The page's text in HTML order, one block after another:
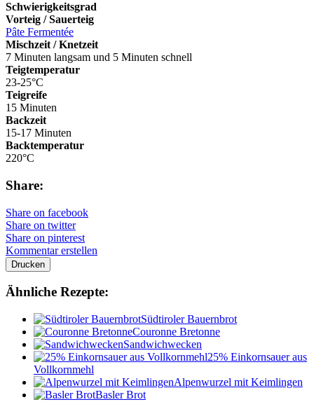
Schwierigkeitsgrad
Vorteig / Sauerteig
Pâte Fermentée
Mischzeit / Knetzeit
7 Minuten langsam und 5 Minuten schnell
Teigtemperatur
23-25°C
Teigreife
15 Minuten
Backzeit
15-17 Minuten
Backtemperatur
220°C
Share:
Share on facebook
Share on twitter
Share on pinterest
Kommentar erstellen
Drucken
Ähnliche Rezepte:
Südtiroler Bauernbrot
Couronne Bretonne
Sandwichwecken
25% Einkornsauer aus
Vollkornmehl
Alpenwurzel mit Keimlingen
Basler Brot